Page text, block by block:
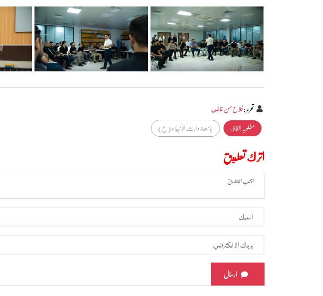
تحرير:فلاح حسن غالي
مطلوبہ الفاظ :
جامعة وارث الأنبياء (ع)
اترك تعليق
ارسال